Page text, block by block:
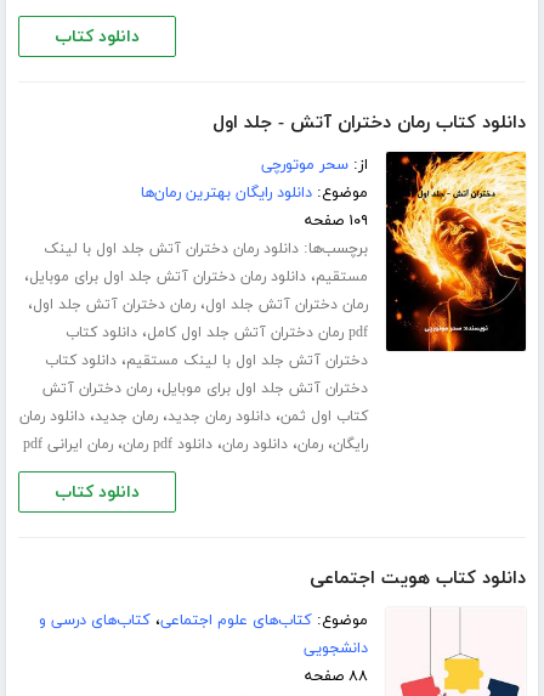
دانلود کتاب
دانلود کتاب رمان دختران آتش - جلد اول
از:سحر موتورچی
موضوع:دانلود رایگان بهترین رمان‌ها
۱۰۹ صفحه
برچسب‌ها:دانلود رمان دختران آتش جلد اول با لینک
مستقیم،دانلود رمان دختران آتش جلد اول برای موبایل،
رمان دختران آتش جلد اول،رمان دختران آتش جلد اول،
pdf رمان دختران آتش جلد اول کامل ،دانلود کتاب
دختران آتش جلد اول با لینک مستقیم،دانلود کتاب
دختران آتش جلد اول برای موبایل،رمان دختران آتش
کتاب اول ثمن،دانلود رمان جدید،رمان جدید،دانلود رمان
رایگان،رمان،دانلود رمان،دانلود pdf رمان ،رمان ایرانی pdf
دانلود کتاب
دانلود کتاب هویت اجتماعی
موضوع:کتاب‌های علوم اجتماعی،کتاب‌های درسی و
دانشجویی
۸۸ صفحه